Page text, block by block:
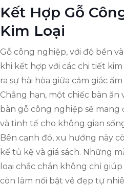
Kết Hợp Gỗ
Kim Loại
Gỗ công nghiệp, với độ bền
khi kết hợp với các chi tiết
ra sự hài hòa giữa cảm giác
Chẳng hạn, một chiếc bàn ăn
bàn gỗ công nghiệp sẽ mang
và tinh tế cho không gian
Bên cạnh đó, xu hướng này
kế tủ kệ và giá sách. Những
loại chắc chắn không chỉ
còn làm nổi bật vẻ đẹp tự